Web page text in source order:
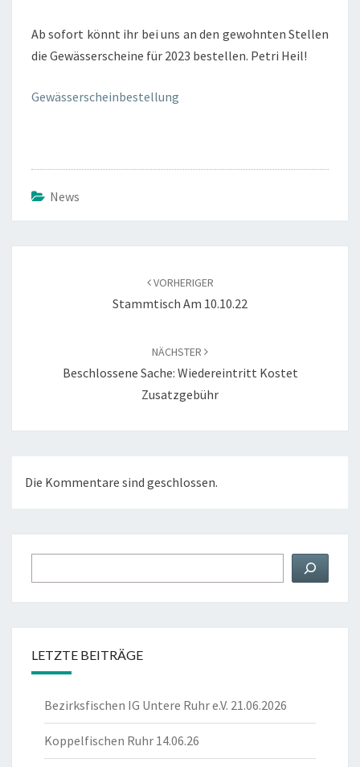
Ab sofort könnt ihr bei uns an den gewohn­ten Stel­len
die Gewäs­ser­schei­ne für 2023 bestel­len. Petri Heil!
Gewäs­ser­schein­be­stel­lung
News
VORHERIGER
Stammtisch Am 10.10.22
NÄCHSTER
Beschlossene Sache: Wiedereintritt Kostet
Zusatzgebühr
Die Kommentare sind geschlossen.
LETZTE BEITRÄGE
Bezirksfischen IG Untere Ruhr e.V. 21.06.2026
Koppelfischen Ruhr 14.06.26